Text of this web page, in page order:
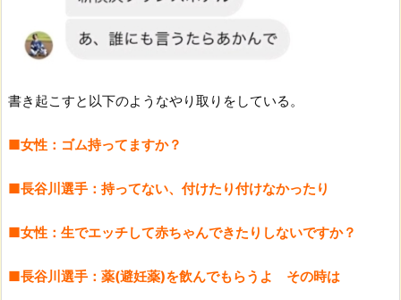
書き起こすと以下のようなやり取りをしている。
■女性：ゴム持ってますか？
■長谷川選手：持ってない、付けたり付けなかったり
■女性：生でエッチして赤ちゃんできたりしないですか？
■長谷川選手：薬(避妊薬)を飲んでもらうよ その時は